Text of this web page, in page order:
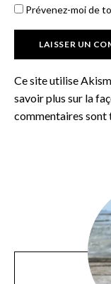
Prévenez-moi de
Ce site utilise
savoir plus sur la
commentaires sont